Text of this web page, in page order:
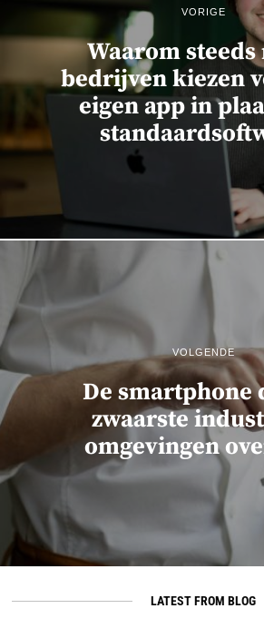
VORIGE
Waarom steeds
bedrijven kiezen
eigen app in
VOLGENDE
De smartphone
zwaarste
omgevingen
LATEST FROM BLOG